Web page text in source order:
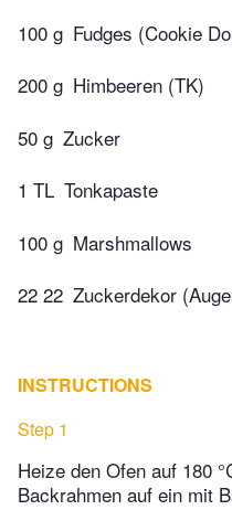
100 g Fudges (Cookie
200 g Himbeeren (TK)
50 g Zucker
1 TL Tonkapaste
100 g Marshmallows
22 22 Zuckerdekor
INSTRUCTIONS
Step 1
Heize den Ofen auf 180
Backrahmen auf ein mit